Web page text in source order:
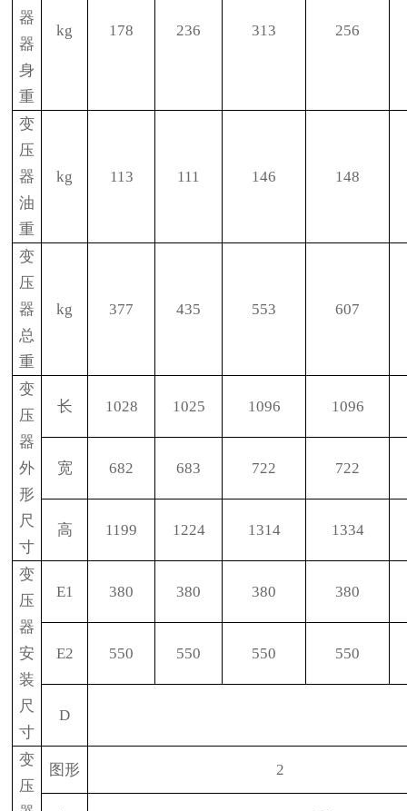
器
器
身
重
kg 178 236 313 256
变
压
器
油
重
kg 113 111 146 148
变
压
器
总
重
kg 377 435 553 607
变
压
器
外
形
尺
寸
长 1028 1025 1096 1096
宽 682 683 722 722
高 1199 1224 1314 1334
变
压
器
安
装
尺
寸
E1 380 380 380 380
E2 550 550 550 550
D
变
压
图形 2